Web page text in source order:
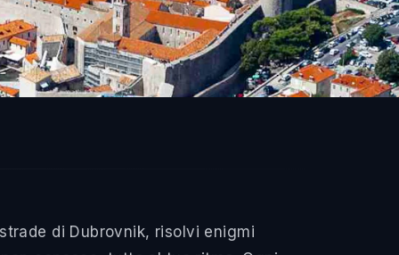
di Dubrovnik, risolvi enigmi